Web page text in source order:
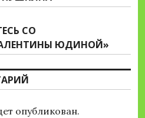
СО
ЮДИНОЙ»
опубликован.